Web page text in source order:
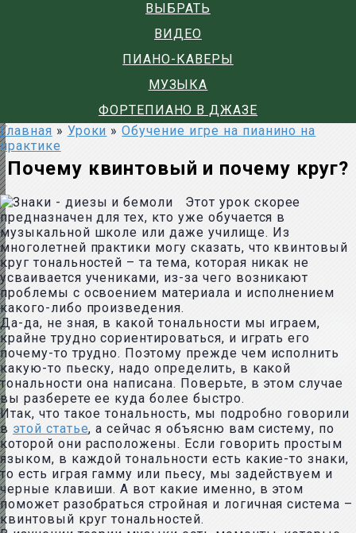
ВЫБРАТЬ
ВИДЕО
ПИАНО-КАВЕРЫ
МУЗЫКА
ФОРТЕПИАНО В ДЖАЗЕ
Главная » Уроки » Обучение игре на пианино на
практике
Почему квинтовый и почему круг?
Этот урок скорее
предназначен для тех, кто уже обучается в
музыкальной школе или даже училище. Из
многолетней практики могу сказать, что квинтовый
круг тональностей – та тема, которая никак не
усваивается учениками, из-за чего возникают
проблемы с освоением материала и исполнением
какого-либо произведения.
Да-да, не зная, в какой тональности мы играем,
крайне трудно сориентироваться, и играть его
почему-то трудно. Поэтому прежде чем исполнить
какую-то пьеску, надо определить, в какой
тональности она написана. Поверьте, в этом случае
вы разберете ее куда более быстро.
Итак, что такое тональность, мы подробно говорили
в этой статье, а сейчас я объясню вам систему, по
которой они расположены. Если говорить простым
языком, в каждой тональности есть какие-то знаки,
то есть играя гамму или пьесу, мы задействуем и
черные клавиши. А вот какие именно, в этом
поможет разобраться стройная и логичная система –
квинтовый круг тональностей.